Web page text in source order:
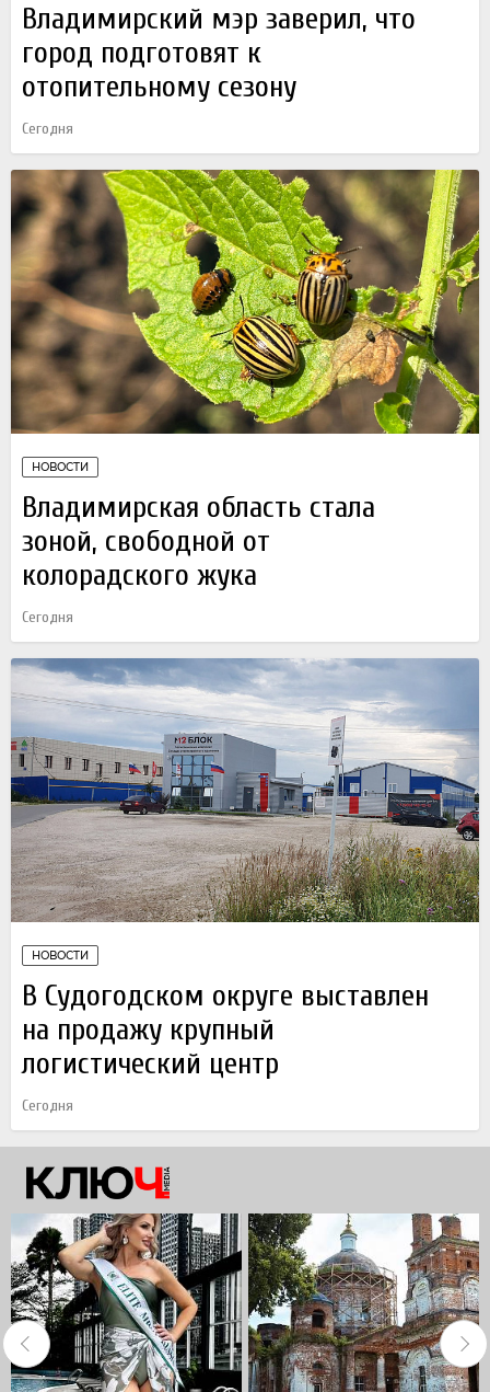
Владимирский мэр заверил, что
город подготовят к
отопительному сезону
Сегодня
НОВОСТИ
Владимирская область стала
зоной, свободной от
колорадского жука
Сегодня
НОВОСТИ
В Судогодском округе выставлен
на продажу крупный
логистический центр
Сегодня